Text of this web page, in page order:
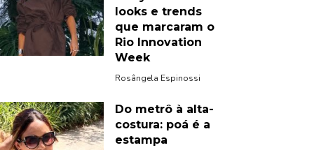
looks e trends
que marcaram o
Rio Innovation
Week
Rosângela Espinossi
Do metrô à alta-
costura: poá é a
estampa